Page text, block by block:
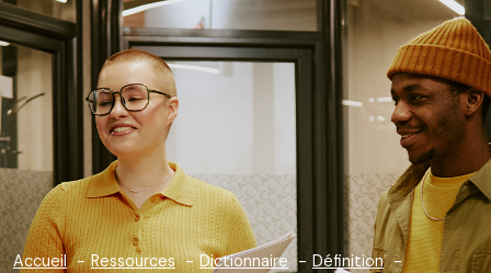
Accueil Ressources Dictionnaire
Définition